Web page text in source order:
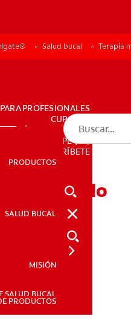
PRODUCTOS
PARA PROFESIONALES
CUPONES
DÓNDE COMPRAR
PE (ES)
SUSCRÍBETE
PRODUCTOS
SALUD BUCAL
MISIÓN
SALUD BUCAL
PRODUCTOS
Salud bucal Terapia
Todo